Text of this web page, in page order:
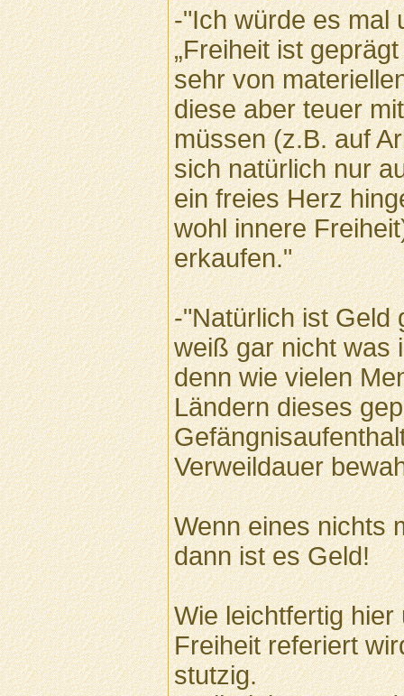
-"Ich würde es mal
„Freiheit ist
sehr von
diese aber teuer
müssen (z.B. auf
sich natürlich nur
ein freies Herz
wohl innere
erkaufen."
-"Natürlich ist Geld
weiß gar nicht was
denn wie vielen
Ländern dieses
Verweildauer
Wenn eines nichts
dann ist es Geld!
Wie leichtfertig
Freiheit referiert
stutzig.